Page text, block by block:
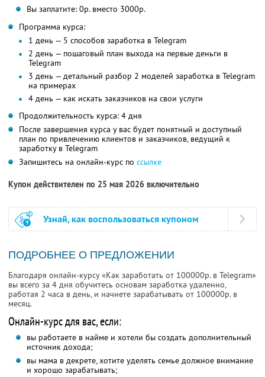
Вы заплатите: 0р. вместо 3000р.
Программа курса:
1 день — 5 способов заработка в Telegram
2 день — пошаговый план выхода на первые деньги в
Telegram
3 день — детальный разбор 2 моделей заработка в Telegram
на примерах
4 день — как искать заказчиков на свои услуги
Продолжительность курса: 4 дня
После завершения курса у вас будет понятный и доступный
план по привлечению клиентов и заказчиков, ведущий к
заработку в Telegram
Запишитесь на онлайн-курс по ссылке
Купон действителен по 25 мая 2026 включительно
Узнай, как воспользоваться купоном
ПОДРОБНЕЕ О ПРЕДЛОЖЕНИИ
Благодаря онлайн-курсу «Как заработать от 100000р. в Telegram»
вы всего за 4 дня обучитесь основам заработка удаленно,
работая 2 часа в день, и начнете зарабатывать от 100000р. в
месяц.
Онлайн-курс для вас, если:
вы работаете в найме и хотели бы создать дополнительный
источник дохода;
вы мама в декрете, хотите уделять семье должное внимание
и хорошо зарабатывать;